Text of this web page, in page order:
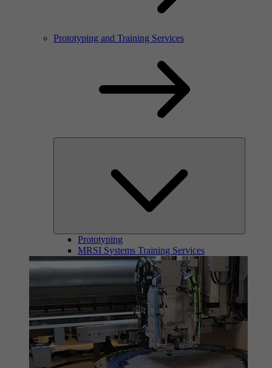
Prototyping and Training Services
Prototyping
MRSI Systems Training Services